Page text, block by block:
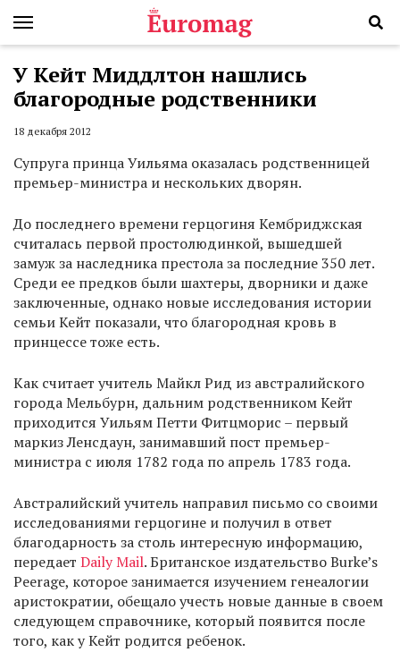
У Кейт Миддлтон нашлись
благородные родственники
18 декабря 2012
Супруга принца Уильяма оказалась родственницей
премьер-министра и нескольких дворян.
До последнего времени герцогиня Кембриджская
считалась первой простолюдинкой, вышедшей
замуж за наследника престола за последние 350 лет.
Среди ее предков были шахтеры, дворники и даже
заключенные, однако новые исследования истории
семьи Кейт показали, что благородная кровь в
принцессе тоже есть.
Как считает учитель Майкл Рид из австралийского
города Мельбурн, дальним родственником Кейт
приходится Уильям Петти Фитцморис – первый
маркиз Ленсдаун, занимавший пост премьер-
министра с июля 1782 года по апрель 1783 года.
Австралийский учитель направил письмо со своими
исследованиями герцогине и получил в ответ
благодарность за столь интересную информацию,
передает Daily Mail. Британское издательство Burke’s
Peerage, которое занимается изучением генеалогии
аристократии, обещало учесть новые данные в своем
следующем справочнике, который появится после
того, как у Кейт родится ребенок.